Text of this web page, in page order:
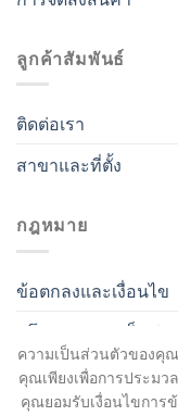
ความเป็นส่วนตัวของคุ
คุณเพียงเพื่อการประมว
คุณยอมรับเงื่อนไขการ
ลูกค้าสัมพันธ์
ติดต่อเรา
สาขาและที่ตั้ง
กฎหมาย
ข้อตกลงและเงื่อนไข
นโยบายความเป็นส่ว